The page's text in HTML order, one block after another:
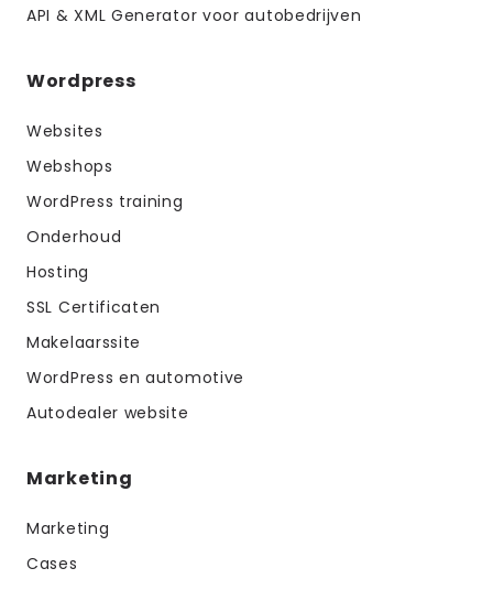
API & XML Generator voor autobedrijven
Wordpress
Websites
Webshops
WordPress training
Onderhoud
Hosting
SSL Certificaten
Makelaarssite
WordPress en automotive
Autodealer website
Marketing
Marketing
Cases